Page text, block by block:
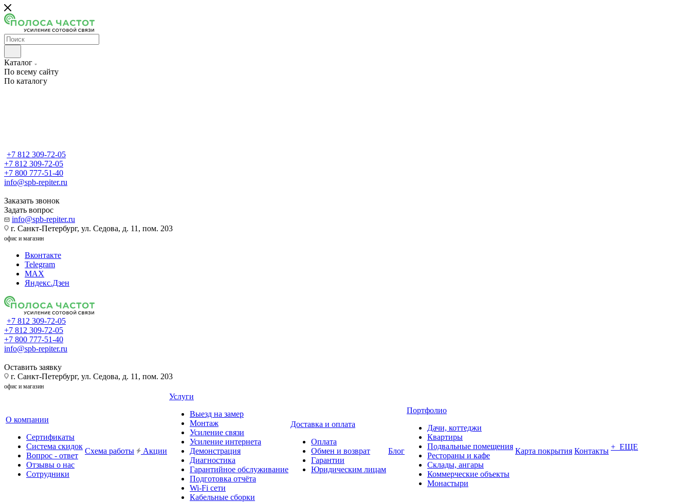
Каталог
По всему сайту
По каталогу
+7 812 309-72-05
+7 812 309-72-05
+7 800 777-51-40
info@spb-repiter.ru
Заказать звонок
Задать вопрос
info@spb-repiter.ru
г. Санкт-Петербург, ул. Седова, д. 11, пом. 203
офис и магазин
Вконтакте
Telegram
MAX
Яндекс.Дзен
+7 812 309-72-05
+7 812 309-72-05
+7 800 777-51-40
info@spb-repiter.ru
Оставить заявку
г. Санкт-Петербург, ул. Седова, д. 11, пом. 203
офис и магазин
О компании
Сертификаты
Система скидок
Вопрос - ответ
Отзывы о нас
Сотрудники
Схема работы Акции
Услуги
Выезд на замер
Монтаж
Усиление связи
Усиление интернета
Демонстрация
Диагностика
Гарантийное обслуживание
Подготовка отчёта
Wi-Fi сети
Кабельные сборки
Доставка и оплата
Оплата
Обмен и возврат
Гарантии
Юридическим лицам
Блог
Портфолио
Дачи, коттеджи
Квартиры
Подвальные помещения
Рестораны и кафе
Склады, ангары
Коммерческие объекты
Монастыри
Карта покрытия Контакты + ЕЩЕ